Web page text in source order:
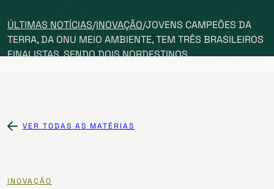
ÚLTIMAS NOTÍCIAS/INOVAÇÃO/JOVENS CAMPEÕES DA
TERRA, DA ONU MEIO AMBIENTE, TEM TRÊS BRASILEIROS
FINALISTAS, SENDO DOIS NORDESTINOS
VER TODAS AS MATÉRIAS
INOVAÇÃO